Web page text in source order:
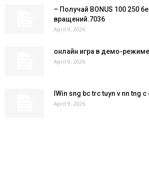
– Получай BONUS 100 250
вращений.7036
April 9, 2026
онлайн игра в демо-
April 9, 2026
IWin sng bc trc tuyn v nn tng
April 9, 2026